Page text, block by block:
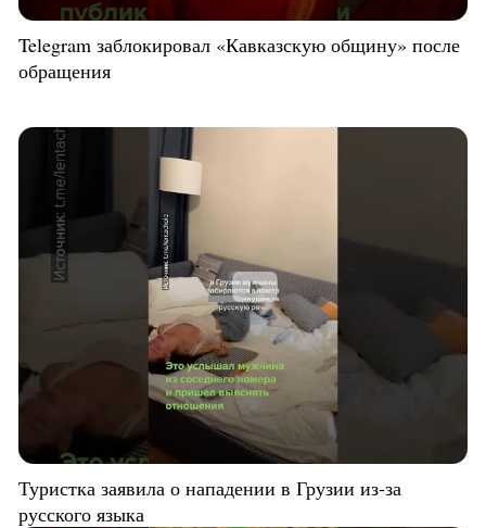
Telegram заблокировал «Кавказскую общину» после
обращения
Туристка заявила о нападении в Грузии из-за
русского языка